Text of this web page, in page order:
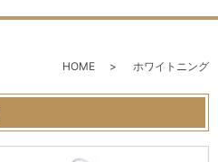
HOME ホワイトニング